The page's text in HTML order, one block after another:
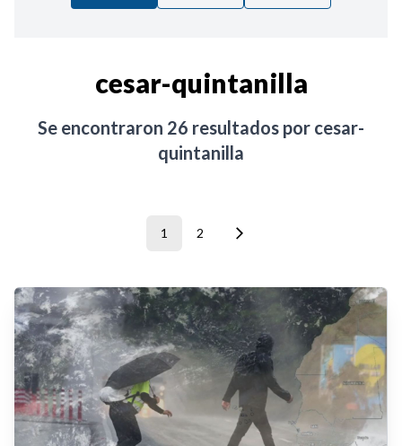
cesar-quintanilla
Se encontraron 26 resultados por cesar-
quintanilla
1 2